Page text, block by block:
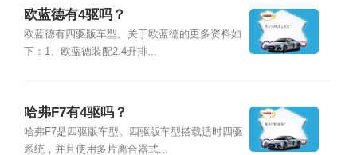
欧蓝德有4驱吗？
欧蓝德有四驱版车型。关于欧蓝德的更多资料如
下：1、欧蓝德装配2.4升排...
哈弗F7有4驱吗？
哈弗F7是四驱版车型。四驱版车型搭载适时四驱
系统，并且使用多片离合器式...